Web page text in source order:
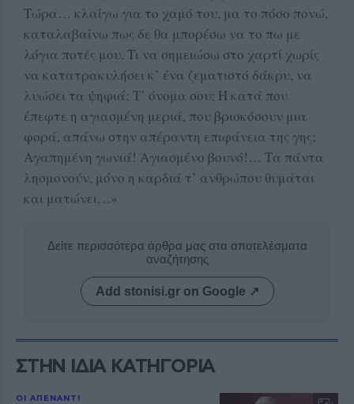
Τώρα… κλαίγω για το χαμό του, μα το πόσο πονώ,
καταλαβαίνω πως δε θα μπορέσω να το πω με
λόγια ποτές μου. Τι να σημειώσω στο χαρτί χωρίς
να κατατρακυλήσει κ’ ένα ζεματιστό δάκρυ, να
λυώσει τα ψηφιά; Τ’ όνομα σου; Ή κατά που
έπεφτε η αγιασμένη μεριά, που βρισκόσουν μια
φορά, απάνω στην απέραντη επιφάνεια της γης;
Αγαπημένη γωνιά! Αγιασμένο βουνό!… Τα πάντα
λησμονούν, μόνο η καρδιά τ’ ανθρώπου θυμάται
και ματώνει…»
Δείτε περισσότερα άρθρα μας στα αποτελέσματα
αναζήτησης
Add stonisi.gr on Google ↗
ΣΤΗΝ ΙΔΙΑ ΚΑΤΗΓΟΡΙΑ
ΟΙ ΑΠΕΝΑΝΤΙ